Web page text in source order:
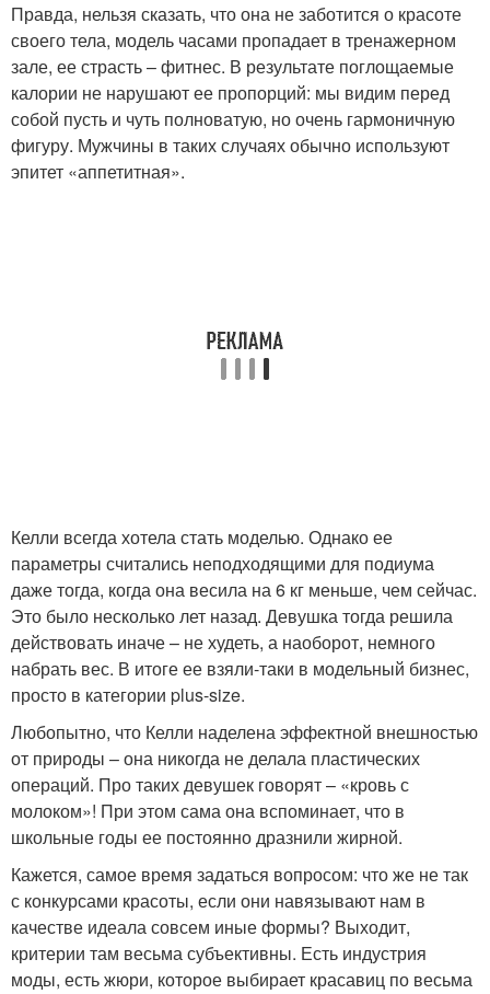
Правда, нельзя сказать, что она не заботится о красоте
своего тела, модель часами пропадает в тренажерном
зале, ее страсть – фитнес. В результате поглощаемые
калории не нарушают ее пропорций: мы видим перед
собой пусть и чуть полноватую, но очень гармоничную
фигуру. Мужчины в таких случаях обычно используют
эпитет «аппетитная».
Келли всегда хотела стать моделью. Однако ее
параметры считались неподходящими для подиума
даже тогда, когда она весила на 6 кг меньше, чем сейчас.
Это было несколько лет назад. Девушка тогда решила
действовать иначе – не худеть, а наоборот, немного
набрать вес. В итоге ее взяли-таки в модельный бизнес,
просто в категории plus-size.
Любопытно, что Келли наделена эффектной внешностью
от природы – она никогда не делала пластических
операций. Про таких девушек говорят – «кровь с
молоком»! При этом сама она вспоминает, что в
школьные годы ее постоянно дразнили жирной.
Кажется, самое время задаться вопросом: что же не так
с конкурсами красоты, если они навязывают нам в
качестве идеала совсем иные формы? Выходит,
критерии там весьма субъективны. Есть индустрия
моды, есть жюри, которое выбирает красавиц по весьма